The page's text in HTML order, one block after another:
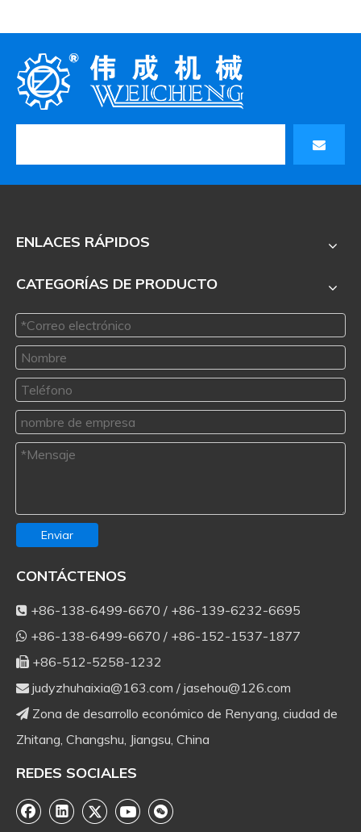
ENLACES RÁPIDOS
CATEGORÍAS DE PRODUCTO
Enviar
CONTÁCTENOS
 +86-138-6499-6670 / +86-139-6232-6695
 +86-138-6499-6670 / +86-152-1537-1877
 +86-512-5258-1232
 judyzhuhaixia@163.com / jasehou@126.com
 Zona de desarrollo económico de Renyang, ciudad de
Zhitang, Changshu, Jiangsu, China
REDES SOCIALES